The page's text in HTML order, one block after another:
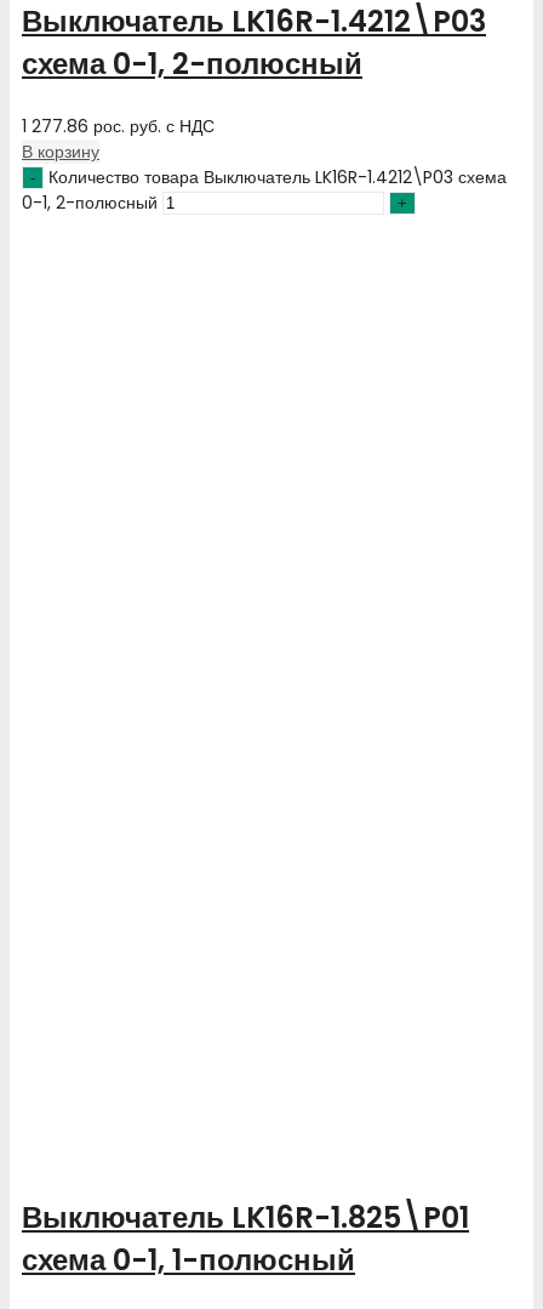
Выключатель LK16R-1.4212\P03
схема 0-1, 2-полюсный
1 277.86 рос. руб. с НДС
В корзину
Количество товара Выключатель LK16R-1.4212\P03 схема
0-1, 2-полюсный
Выключатель LK16R-1.825\P01
схема 0-1, 1-полюсный